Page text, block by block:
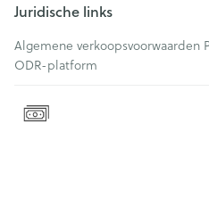
Juridische links
Algemene verkoopsvoorwaarden
ODR-platform